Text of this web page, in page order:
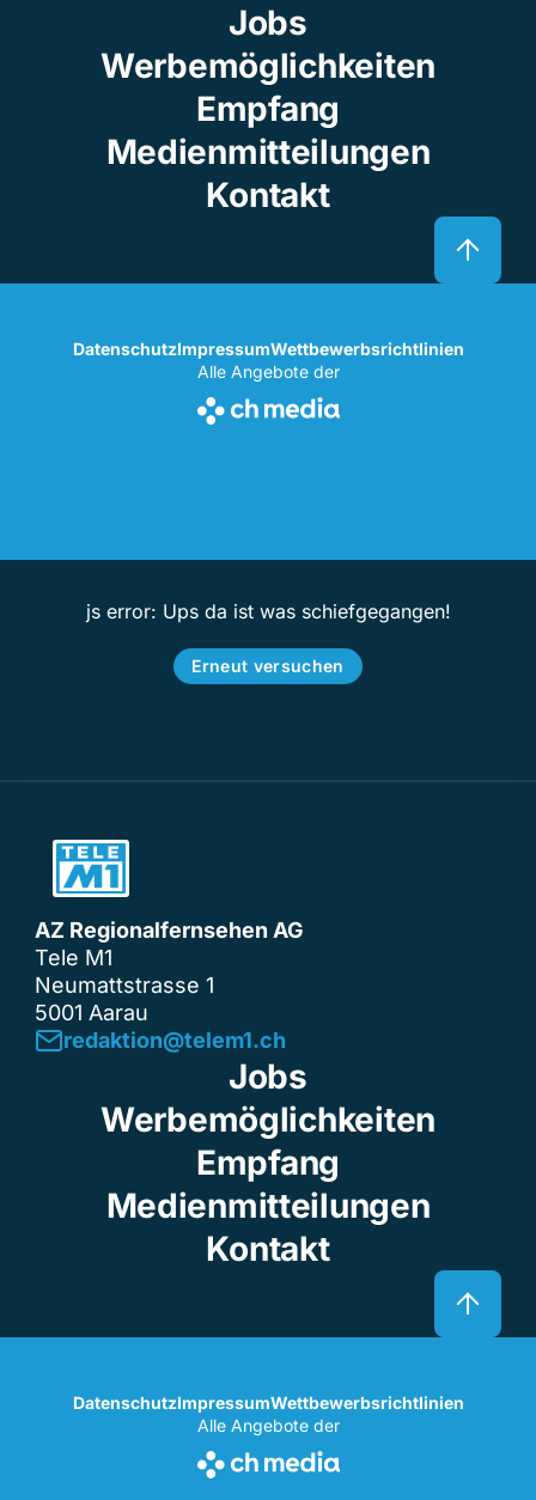
Jobs
Werbemöglichkeiten
Empfang
Medienmitteilungen
Kontakt
DatenschutzImpressumWettbewerbsrichtlinien
Alle Angebote der
js error: Ups da ist was schiefgegangen!
Erneut versuchen
AZ Regionalfernsehen AG
Tele M1
Neumattstrasse 1
5001 Aarau
redaktion@telem1.ch
Jobs
Werbemöglichkeiten
Empfang
Medienmitteilungen
Kontakt
DatenschutzImpressumWettbewerbsrichtlinien
Alle Angebote der